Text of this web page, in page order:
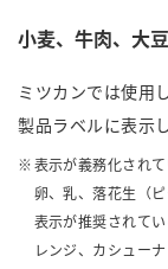
小麦、牛肉、大豆
ミツカンでは使用
製品ラベルに表示
表示が義務化され
卵、乳、落花生（ピ
表示が推奨されて
レンジ、カシュー